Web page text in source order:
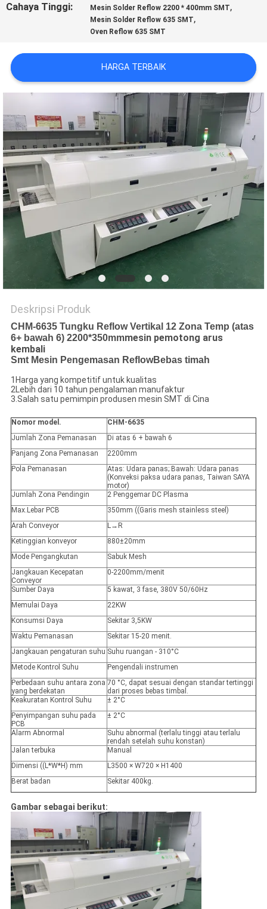
LINE
PETA
SITUS
KEBIJAKAN
PRIVASI
Cahaya Tinggi:
Mesin Solder Reflow 2200 * 400mm SMT,
Mesin Solder Reflow 635 SMT,
Oven Reflow 635 SMT
HARGA TERBAIK
Deskripsi Produk
CHM-6635 Tungku Reflow Vertikal 12 Zona Temp (atas
6+ bawah 6) 2200*350mmmesin pemotong arus
kembali
Smt Mesin Pengemasan ReflowBebas timah
1Harga yang kompetitif untuk kualitas
2Lebih dari 10 tahun pengalaman manufaktur
3.Salah satu pemimpin produsen mesin SMT di Cina
Nomor model.
CHM-6635
Jumlah Zona Pemanasan
Di atas 6 + bawah 6
Panjang Zona Pemanasan
2200mm
Pola Pemanasan
Atas: Udara panas; Bawah: Udara panas
(Konveksi paksa udara panas, Taiwan SAYA
motor)
Jumlah Zona Pendingin
2 Penggemar DC Plasma
Max.Lebar PCB
350mm ((Garis mesh stainless steel)
Arah Conveyor
L→R
Ketinggian konveyor
880±20mm
Mode Pengangkutan
Sabuk Mesh
Jangkauan Kecepatan
Conveyor
0-2200mm/menit
Sumber Daya
5 kawat, 3 fase, 380V 50/60Hz
Memulai Daya
22KW
Konsumsi Daya
Sekitar 3,5KW
Waktu Pemanasan
Sekitar 15-20 menit.
Jangkauan pengaturan suhu Suhu ruangan - 310°C
Metode Kontrol Suhu
Pengendali instrumen
Perbedaan suhu antara zona
yang berdekatan
70 °C, dapat sesuai dengan standar tertinggi
dari proses bebas timbal.
Keakuratan Kontrol Suhu
± 2°C
Penyimpangan suhu pada
PCB
± 2°C
Alarm Abnormal
Suhu abnormal (terlalu tinggi atau terlalu
rendah setelah suhu konstan)
Jalan terbuka
Manual
Dimensi ((L*W*H) mm
L3500 × W720 × H1400
Berat badan
Sekitar 400kg.
Gambar sebagai berikut: